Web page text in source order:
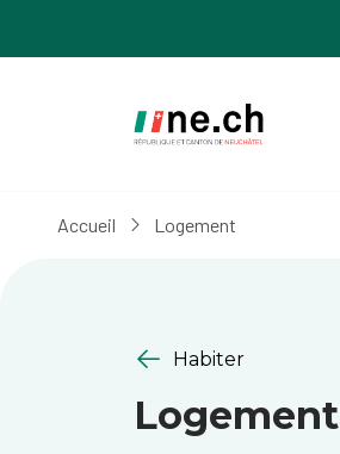
Accueil Logement
Habiter
Logement